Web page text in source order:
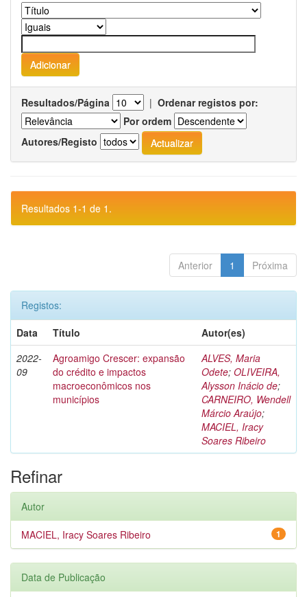
Resultados/Página | Ordenar registos por:
Por ordem
Autores/Registo
Resultados 1-1 de 1.
Anterior 1 Próxima
Registos:
Data
Título
Autor(es)
2022-
09
Agroamigo Crescer: expansão
do crédito e impactos
macroeconômicos nos
municípios
ALVES, Maria
Odete; OLIVEIRA,
Alysson Inácio de;
CARNEIRO, Wendell
Márcio Araújo;
MACIEL, Iracy
Soares Ribeiro
Refinar
Autor
1
MACIEL, Iracy Soares Ribeiro
Data de Publicação